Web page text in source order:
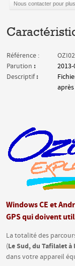
Nous contacter pour
Référence :
OZI02
Parution :
Descriptif:
Windows CE et
GPS qui doivent
La totalité des
(Le Sud, du Tafilalet
dans votre appareil